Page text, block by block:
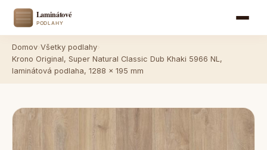
Domov Všetky podlahy
Krono Original, Super Natural Classic Dub Khaki 5966 NL,
laminátová podlaha, 1288 x 195 mm